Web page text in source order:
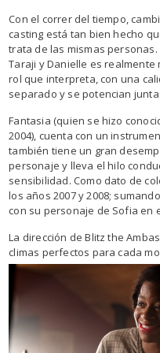
Con el correr del tiempo,
casting está tan bien hecho
trata de las mismas
Taraji y Danielle es
rol que interpreta, con una
separado y se potencian
Fantasia (quien se hizo
2004), cuenta con un
también tiene un gran
personaje y lleva el hilo
sensibilidad. Como dato de
los años 2007 y 2008;
con su personaje de Sofia en
La dirección de Blitz the
climas perfectos para cada